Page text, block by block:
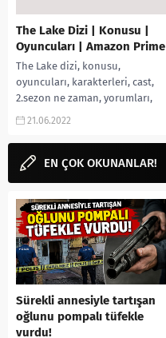
The Lake Dizi | Konusu |
Oyuncuları | Amazon Prime
The Lake dizi, konusu,
oyuncuları, karakterleri, cast,
2.sezon ne zaman, yorumları,
Ekşi, incelemesi, IMDb puanı
YORUM...
21.06.2022
EN ÇOK OKUNANLAR!
Sürekli annesiyle tartışan
oğlunu pompalı tüfekle
vurdu!